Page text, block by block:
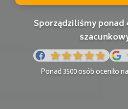
Sporządziliśmy ponad
Ponad 3500 osób oceniło